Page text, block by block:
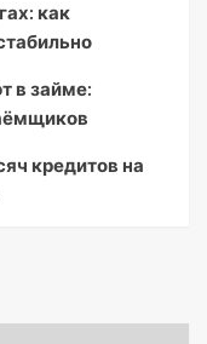
как
в займе:
кредитов на